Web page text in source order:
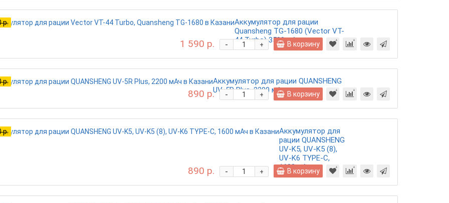
р.
Аккумулятор для рации
Quansheng TG-1680 (Vector VT-
44 Turbo) 3500 мАч
1 590 р. +
- В корзину
р.
Аккумулятор для рации QUANSHENG
UV-5R Plus, 2200 мАч
890 р. +
- В корзину
р.
Аккумулятор для
рации QUANSHENG
UV-K5, UV-K5 (8),
UV-K6 TYPE-C,
1600 мАч
890 р. +
- В корзину